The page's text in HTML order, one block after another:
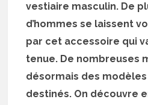
vestiaire masculin. De
d’hommes se laissent
par cet accessoire qui
tenue. De nombreuses
désormais des
destinés. On découvre